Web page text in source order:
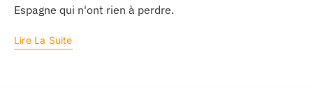
Espagne qui n'ont rien à perdre.
Lire La Suite